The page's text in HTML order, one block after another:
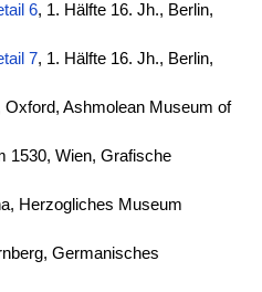
6, 1. Hälfte 16. Jh., Berlin,
7, 1. Hälfte 16. Jh., Berlin,
Oxford, Ashmolean Museum of
1530, Wien, Grafische
Herzogliches Museum
Germanisches